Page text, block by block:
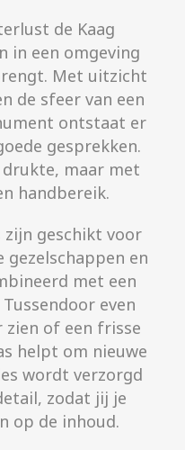
de Kaag
in een omgeving
Met uitzicht
de sfeer van een
ontstaat er
gesprekken.
drukte, maar met
handbereik.
geschikt voor
en
met een
even
of een frisse
helpt om nieuwe
wordt verzorgd
zodat jij je
op de inhoud.